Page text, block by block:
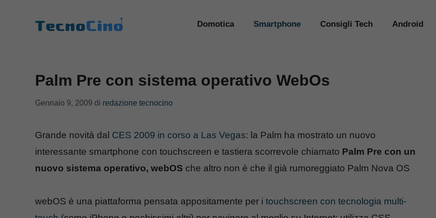
Domotica Smartphone Consigli Tech Android
Palm Pre con sistema operativo WebOs
Gennaio 9, 2009 di redazione tecnocino
Grande novità dal CES 2009 in corso a Las Vegas: la Palm ha mostrato un nuovo
interessante smartphone con touchscreen e tastiera scorrevole chiamato Palm Pre con un
nuovo sistema operativo, webOS che altro non è che il già rumoreggiato Palm Nova OS
webOS è una piattaforma pensata appositamente per i touchscreen con tecnologia multi-